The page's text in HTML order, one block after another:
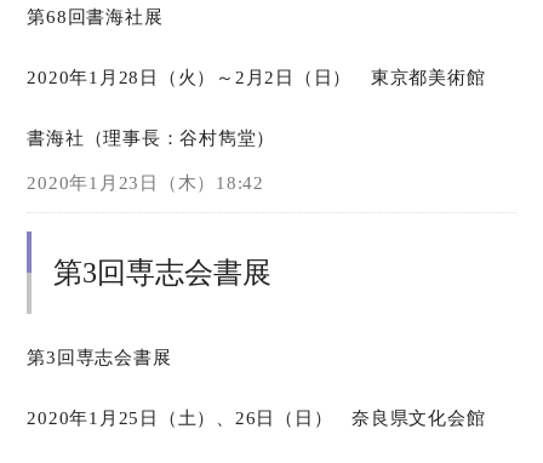
第68回書海社展
2020年1月28日（火）～2月2日（日） 東京都美術館
書海社（理事長：谷村雋堂）
2020年1月23日（木）18:42
第3回専志会書展
第3回専志会書展
2020年1月25日（土）、26日（日） 奈良県文化会館